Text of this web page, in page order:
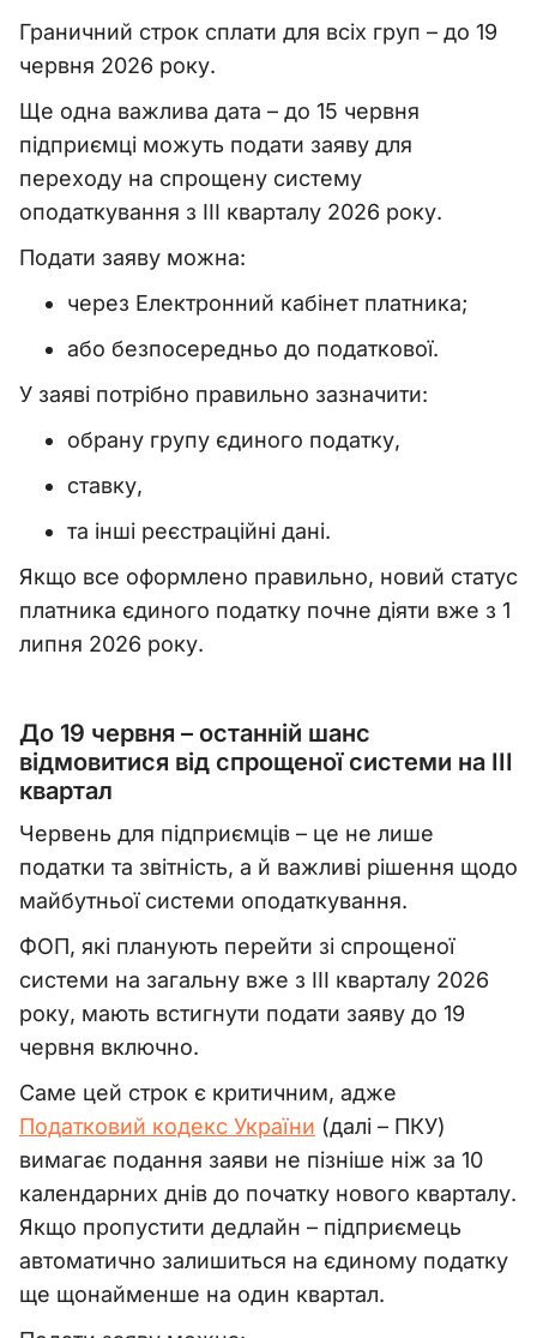
Граничний строк сплати для всіх груп – до 19
червня 2026 року.
Ще одна важлива дата – до 15 червня
підприємці можуть подати заяву для
переходу на спрощену систему
оподаткування з III кварталу 2026 року.
Подати заяву можна:
через Електронний кабінет платника;
або безпосередньо до податкової.
У заяві потрібно правильно зазначити:
обрану групу єдиного податку,
ставку,
та інші реєстраційні дані.
Якщо все оформлено правильно, новий статус
платника єдиного податку почне діяти вже з 1
липня 2026 року.
До 19 червня – останній шанс
відмовитися від спрощеної системи на III
квартал
Червень для підприємців – це не лише
податки та звітність, а й важливі рішення щодо
майбутньої системи оподаткування.
ФОП, які планують перейти зі спрощеної
системи на загальну вже з III кварталу 2026
року, мають встигнути подати заяву до 19
червня включно.
Саме цей строк є критичним, адже
Податковий кодекс України (далі – ПКУ)
вимагає подання заяви не пізніше ніж за 10
календарних днів до початку нового кварталу.
Якщо пропустити дедлайн – підприємець
автоматично залишиться на єдиному податку
ще щонайменше на один квартал.